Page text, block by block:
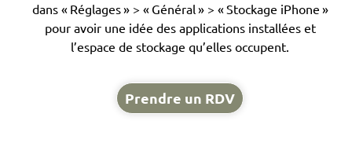
dans « Réglages » > « Général » > « Stockage iPhone »
pour avoir une idée des applications installées et
l’espace de stockage qu’elles occupent.
Prendre un RDV